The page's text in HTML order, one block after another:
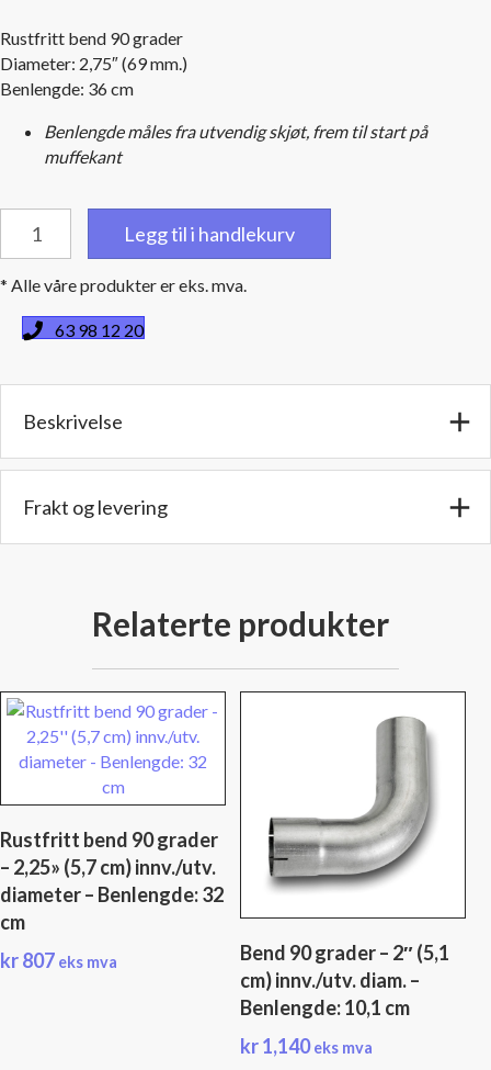
Rustfritt bend 90 grader
Diameter: 2,75″ (69 mm.)
Benlengde: 36 cm
Benlengde måles fra utvendig skjøt, frem til start på
muffekant
bend
grader
2,75"
innv./utv.
-
Benlengde:
cm
Legg til i handlekurv
* Alle våre produkter er eks. mva.
63 98 12 20
Beskrivelse
Frakt og levering
Relaterte produkter
Rustfritt bend 90 grader
– 2,25» (5,7 cm) innv./utv.
diameter – Benlengde: 32
cm
kr807 eks mva
Bend 90 grader – 2″ (5,1
cm) innv./utv. diam. –
Benlengde: 10,1 cm
kr1,140 eks mva